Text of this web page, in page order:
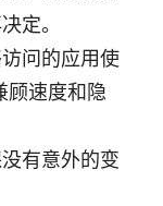
定。
问的应用使
顾速度和隐
有意外的变